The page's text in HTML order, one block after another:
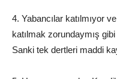
4. Yabancılar katılmıyor
katılmak zorundaymış
Sanki tek dertleri maddi